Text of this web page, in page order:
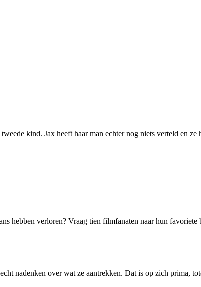
kind. Jax heeft haar man echter nog niets verteld en
verloren? Vraag tien filmfanaten naar hun
nadenken over wat ze aantrekken. Dat is op zich prima,